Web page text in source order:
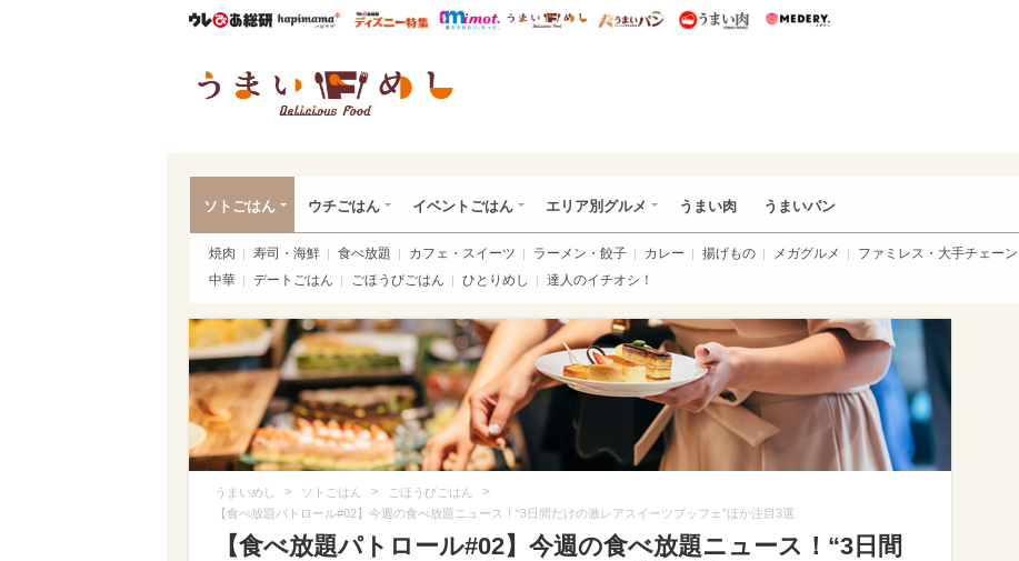
ウレぴあ総研ハピママ* ウレぴあ総研 ディズニー特集
mimot. うまいめし うまいパン うまい肉
ソトごはん ウチごはん イベントごはん エリア別グルメ うまい肉 うまいパン
焼肉 寿司・海鮮 食べ放題 カフェ・スイーツ ラーメン・餃子 カレー 揚げもの メガグルメ ファミレス・大手チェーン
中華
デートごはん ごほうびごはん ひとりめし 達人のイチオシ！
うまいめし > ソトごはん > ごほうびごはん >
【食べ放題パトロール#02】今週の食べ放題ニュース！“3日間だけの激レアスイーツブッフェ”ほか注目3選
【食べ放題パトロール#02】今週の食べ放題ニュース！“3日間